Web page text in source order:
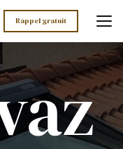
Rappel gratuit